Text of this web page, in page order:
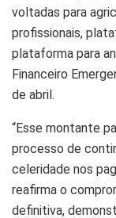
voltadas para
profissionais,
plataforma para
Financeiro
de abril.
“Esse montante
processo de
celeridade nos
reafirma o
definitiva,